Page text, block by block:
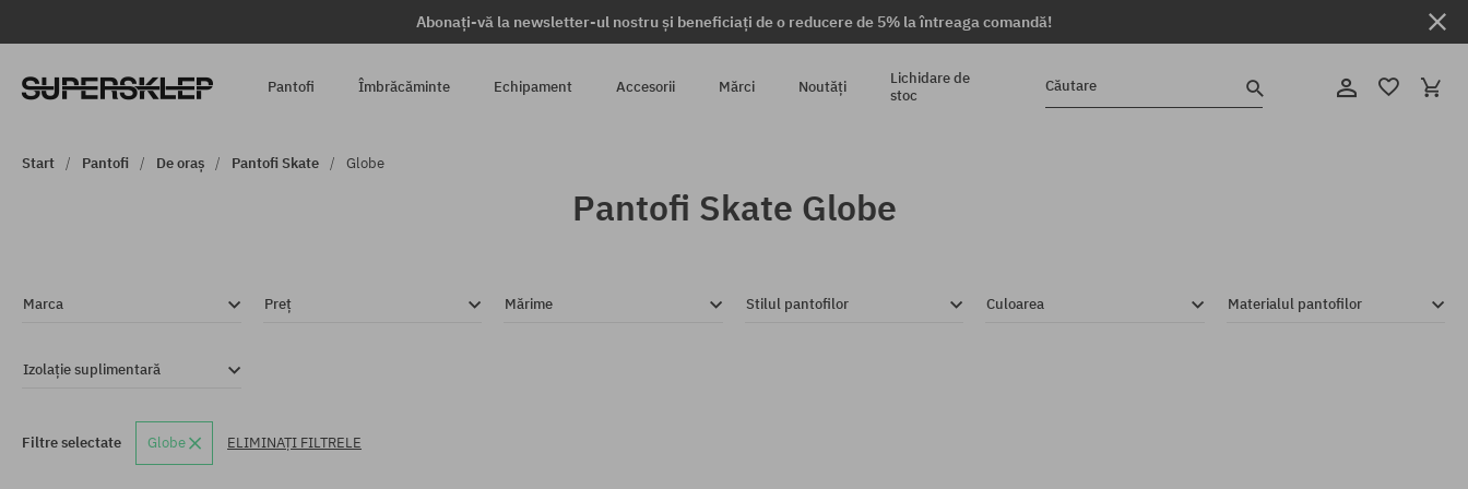
Abonați-vă la newsletter-ul nostru și beneficiați de o reducere de 5% la întreaga comandă!
Pantofi Îmbrăcăminte Echipament Accesorii Mărci Noutăți
Lichidare de
stoc
Căutare
Start Pantofi De oraș Pantofi Skate Globe
Pantofi Skate Globe
Marca Preț Mărime Stilul pantofilor Culoarea Materialul pantofilor
Izolație suplimentară
Filtre selectate Globe ELIMINAȚI FILTRELE